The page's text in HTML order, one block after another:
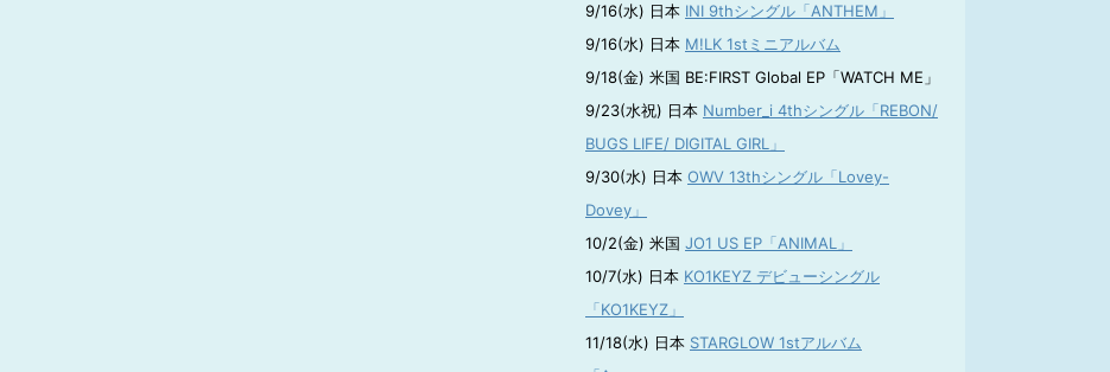
9/16(水) 日本 INI 9thシングル「ANTHEM」
9/16(水) 日本 M!LK 1stミニアルバム
9/18(金) 米国 BE:FIRST Global EP「WATCH ME」
9/23(水祝) 日本 Number_i 4thシングル「REBON/
BUGS LIFE/ DIGITAL GIRL」
9/30(水) 日本 OWV 13thシングル「Lovey-
Dovey」
10/2(金) 米国 JO1 US EP「ANIMAL」
10/7(水) 日本 KO1KEYZ デビューシングル
「KO1KEYZ」
11/18(水) 日本 STARGLOW 1stアルバム